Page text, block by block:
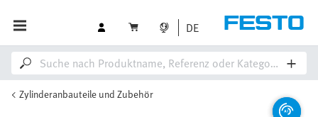
DE
Zylinderanbauteile und Zubehör